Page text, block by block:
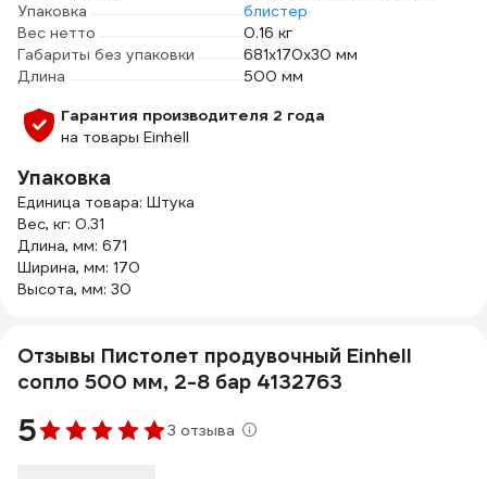
Упаковка
блистер
Вес нетто
0.16 кг
Габариты без упаковки
681x170x30 мм
Длина
500 мм
Гарантия производителя 2 года
на товары Einhell
Упаковка
Единица товара: Штука
Вес, кг: 0.31
Длина, мм: 671
Ширина, мм: 170
Высота, мм: 30
Отзывы Пистолет продувочный Einhell
сопло 500 мм, 2-8 бар 4132763
5 3 отзыва